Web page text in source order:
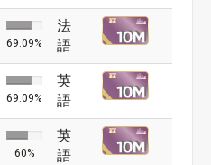
69.09%
法
語
69.09%
英
語
60%
英
語